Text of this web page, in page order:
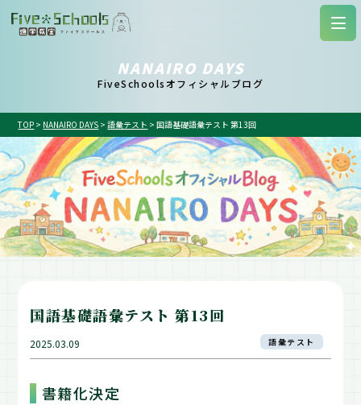
NANAIRO DAYS
FiveSchoolsオフィシャルブログ
TOP > NANAIRO DAYS >語彙テスト >国語基礎語彙テスト 第13回
国語基礎語彙テスト 第13回
2025.03.09 語彙テスト
書籍化決定